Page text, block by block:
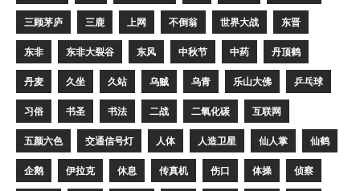
三顾茅庐 三鹿 上网 不倒翁 世界大战 东晋
东非 东非大裂谷 东风 中秋节 中药 丹顶鹤
丹麦 久坐 久站 乌贼 乌青 乐山大佛 乒乓球
习俗 书圣 书法 二战 二氧化碳 互联网
五颜六色 交通信号灯 人体 人造卫星 仙人掌 仙鹤
企鹅 伊拉克 休息 传真机 伤口 体操 侦察